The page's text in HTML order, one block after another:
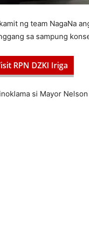
ng team NagaNa
sa sampung
RPN DZKI Iriga
si Mayor